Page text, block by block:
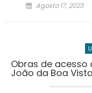
Posted
Agosto 17, 2023
Obras de acesso
João da Boa